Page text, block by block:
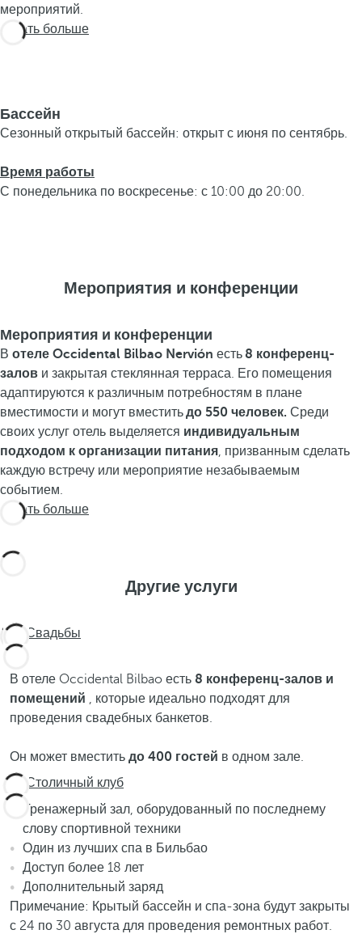
мероприятий.
Узнать больше
Бассейн
Сезонный открытый бассейн: открыт с июня по сентябрь.
Время работы
С понедельника по воскресенье: с 10:00 до 20:00.
Мероприятия и конференции
Мероприятия и конференции
В отеле Occidental Bilbao Nervión есть8 конференц-
залов и закрытая стеклянная терраса. Его помещения
адаптируются к различным потребностям в плане
вместимости и могут вместитьдо 550 человек. Среди
своих услуг отель выделяется индивидуальным
подходом к организации питания, призванным сделать
каждую встречу или мероприятие незабываемым
событием.
Узнать больше
Другие услуги
Свадьбы
В отеле Occidental Bilbao есть 8 конференц-залов и
помещений , которые идеально подходят для
проведения свадебных банкетов.
Он может вместить до 400 гостей в одном зале.
Столичный клуб
Тренажерный зал, оборудованный по последнему
слову спортивной техники
Один из лучших спа в Бильбао
Доступ более 18 лет
Дополнительный заряд
Примечание: Крытый бассейн и спа-зона будут закрыты
с 24 по 30 августа для проведения ремонтных работ.